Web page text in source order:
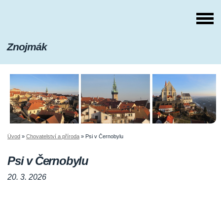
Znojmák
Úvod » Chovatelství a příroda » Psi v Černobylu
Psi v Černobylu
20. 3. 2026